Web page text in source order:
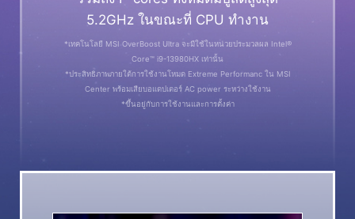
5.2GHz ในขณะที่ CPU ทำงาน
*เทคโนโลยี MSI OverBoost Ultra จะมีใช้ในหน่วยประมวลผล Intel®
Core™ i9-13980HX เท่านั้น
*ประสิทธิภาพภายใต้การใช้งานโหมด Extreme Performanc ใน MSI
Center พร้อมเสียบอแดปเตอร์ AC power ระหว่างใช้งาน
*ขึ้นอยู่กับการใช้งานและการตั้งค่า